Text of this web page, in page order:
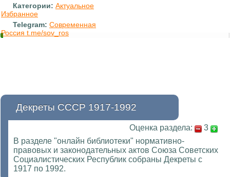
Категории: Актуальное
Избранное
Telegram: Современная
Россия t.me/sov_ros
Декреты СССР 1917-1992
Оценка раздела:
3
В разделе "онлайн библиотеки" нормативно-
правовых и законодательных актов Союза Советских
Социалистических Республик собраны Декреты с
1917 по 1992.